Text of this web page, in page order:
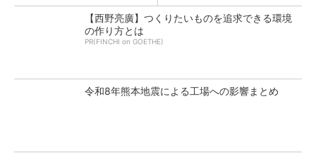
【西野亮廣】つくりたいものを追求できる環境
の作り方とは
PR(FINCHI on GOETHE)
令和8年熊本地震による工場への影響まとめ